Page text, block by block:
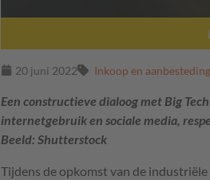
20 juni 2022 Inkoop en aanbesteding
Een constructieve dialoog met Big
internetgebruik en sociale media,
Beeld: Shutterstock
Tijdens de opkomst van de